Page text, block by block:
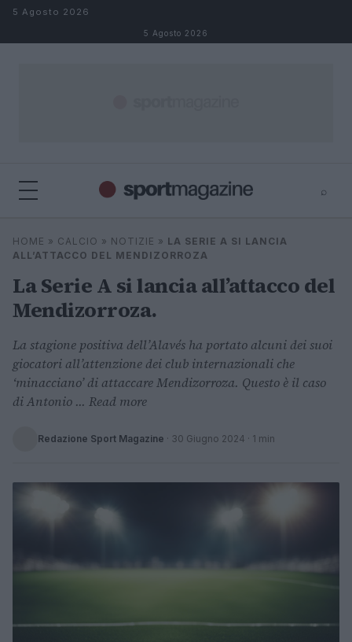
Salta al contenuto
5 Agosto 2026
5 Agosto 2026
⌕
Cerca
HOME » CALCIO » NOTIZIE » LA SERIE A SI LANCIA
ALL’ATTACCO DEL MENDIZORROZA
La Serie A si lancia all’attacco del
Mendizorroza.
La stagione positiva dell’Alavés ha portato alcuni dei suoi
giocatori all’attenzione dei club internazionali che
‘minacciano’ di attaccare Mendizorroza. Questo è il caso
di Antonio ... Read more
Redazione Sport Magazine · 30 Giugno 2024 · 1 min